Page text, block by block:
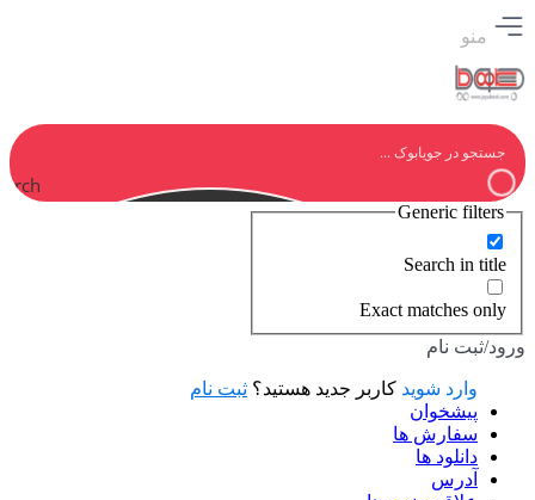
منو
Generic filters
Search in title
Exact matches only
ورود/ثبت نام
وارد شوید کاربر جدید هستید؟ ثبت نام
پیشخوان
سفارش ها
دانلود ها
آدرس